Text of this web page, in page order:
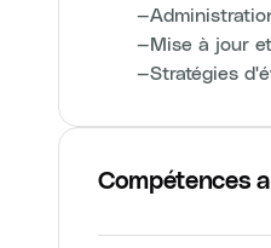
—
—Mise à jour
—Stratégies
Compétences